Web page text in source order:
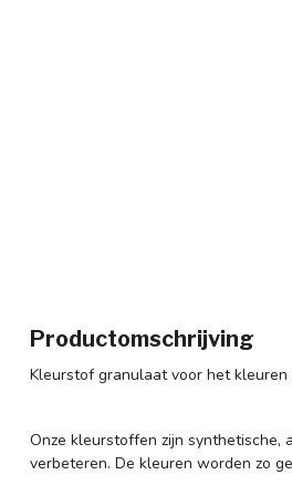
Productomschrijving
Kleurstof granulaat voor het
Onze kleurstoffen zijn synthetische,
verbeteren. De kleuren worden zo